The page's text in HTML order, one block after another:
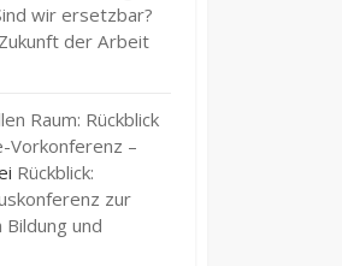
wir ersetzbar?
der Arbeit
Raum: Rückblick
Vorkonferenz –
Rückblick:
zur
und